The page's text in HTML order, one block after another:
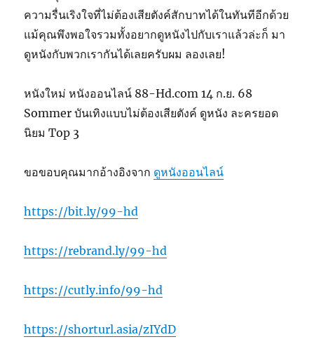
ความรื่นเริงใจที่ไม่ต้องเสียตังค์สักบาทได้ในทันทีอีกด้วย
แม้คุณพึงพอใจรวมทั้งอยากดูหนังไปกับเราแล้วล่ะก็ มา
ดูหนังกับพวกเรากันได้เลยครับผม ลองเลย!
หนังใหม่ หนังออนไลน์ 88-Hd.com 14 ก.ย. 68
Sommer บันเทิงแบบไม่ต้องเสียตังค์ ดูหนัง ละครยอด
นิยม Top 3
ขอขอบคุณมากอ้างอิงจาก ดูหนังออนไลน์
https://bit.ly/99-hd
https://rebrand.ly/99-hd
https://cutly.info/99-hd
https://shorturl.asia/zIYdD